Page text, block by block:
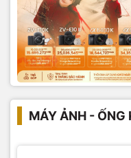
MÁY ẢNH - ỐNG